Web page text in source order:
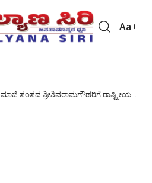
Font
Aa
ಮಾಜಿ ಸಂಸದ ಶ್ರೀಶಿವರಾಮಗೌಡರಿಗೆ ರಾಷ್ಟ್ರೀಯಬಸವದಳದಿಂದಹುಟ್ಟು ಹಬ್ಬದ ಶುಭಾಶಯ ಕೋರಿದರು